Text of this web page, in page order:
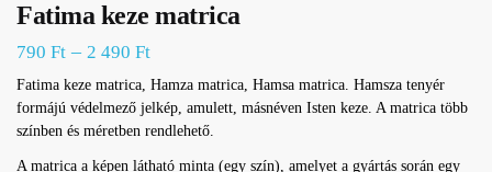
Fatima keze matrica
790 Ft – 2 490 Ft
Fatima keze matrica, Hamza matrica, Hamsa matrica. Hamsza tenyér
formájú védelmező jelkép, amulett, másnéven Isten keze. A matrica több
színben és méretben rendlehető.
A matrica a képen látható minta (egy szín), amelyet a gyártás során egy